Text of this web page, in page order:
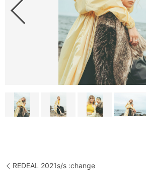
REDEAL 2021s/s :change